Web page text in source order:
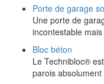
Porte de garage
Une porte de
incontestable
Bloc béton
Le Technibloc®
parois